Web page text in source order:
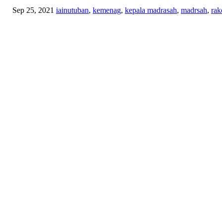
Sep 25, 2021 iainutuban, kemenag, kepala madrasah, madrsah,